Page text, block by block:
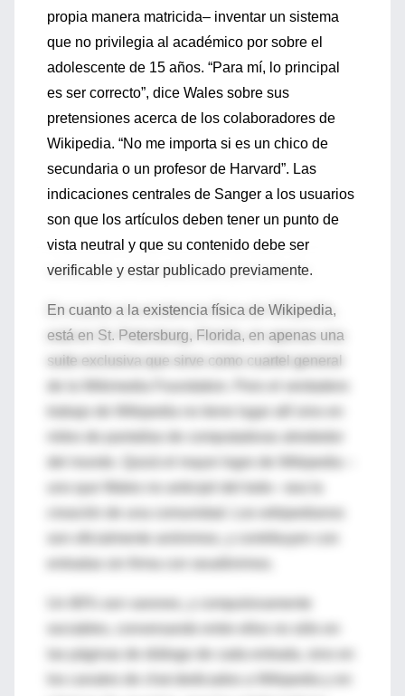
propia manera matricida– inventar un sistema
que no privilegia al académico por sobre el
adolescente de 15 años. “Para mí, lo principal
es ser correcto”, dice Wales sobre sus
pretensiones acerca de los colaboradores de
Wikipedia. “No me importa si es un chico de
secundaria o un profesor de Harvard”. Las
indicaciones centrales de Sanger a los usuarios
son que los artículos deben tener un punto de
vista neutral y que su contenido debe ser
verificable y estar publicado previamente.
En cuanto a la existencia física de Wikipedia,
está en St. Petersburg, Florida, en apenas una
suite exclusiva que sirve como cuartel general
trabajo de Wikipedia no tiene lugar allí sino en
del mundo. Quizá el mayor logro de Wikipedia –
las páginas de diálogo de cada entrada, sino en